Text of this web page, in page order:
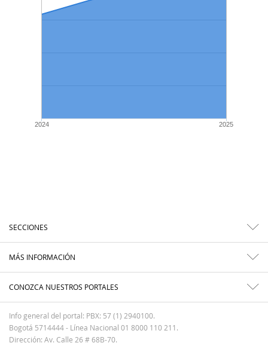
2024 2025
SECCIONES
MÁS INFORMACIÓN
CONOZCA NUESTROS PORTALES
Info general del portal: PBX: 57 (1) 2940100.
Bogotá 5714444 - Línea Nacional 01 8000 110 211.
Dirección: Av. Calle 26 # 68B-70.